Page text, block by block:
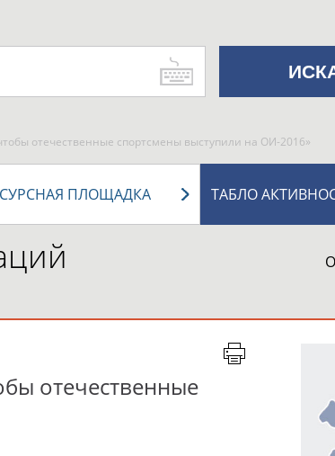
отечественные спортсмены выступили на ОИ-2016»
ТАБЛО
ПЛОЩАДКА
отечественные